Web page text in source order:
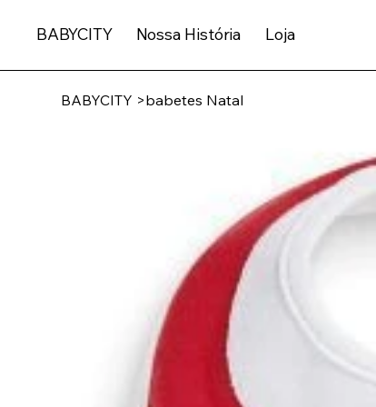
BABYCITY Nossa História Loja
BABYCITY >babetes Natal